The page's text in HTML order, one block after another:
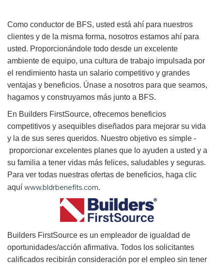
Como conductor de BFS, usted está ahí para nuestros
clientes y de la misma forma, nosotros estamos ahí para
usted. Proporcionándole todo desde un excelente
ambiente de equipo, una cultura de trabajo impulsada por
el rendimiento hasta un salario competitivo y grandes
ventajas y beneficios. Únase a nosotros para que seamos,
hagamos y construyamos más junto a BFS.
En Builders FirstSource, ofrecemos beneficios
competitivos y asequibles diseñados para mejorar su vida
y la de sus seres queridos. Nuestro objetivo es simple -
proporcionar excelentes planes que lo ayuden a usted y a
su familia a tener vidas más felices, saludables y seguras.
Para ver todas nuestras ofertas de beneficios, haga clic
aquí www.bldrbenefits.com.
Builders FirstSource es un empleador de igualdad de
oportunidades/acción afirmativa. Todos los solicitantes
calificados recibirán consideración por el empleo sin tener